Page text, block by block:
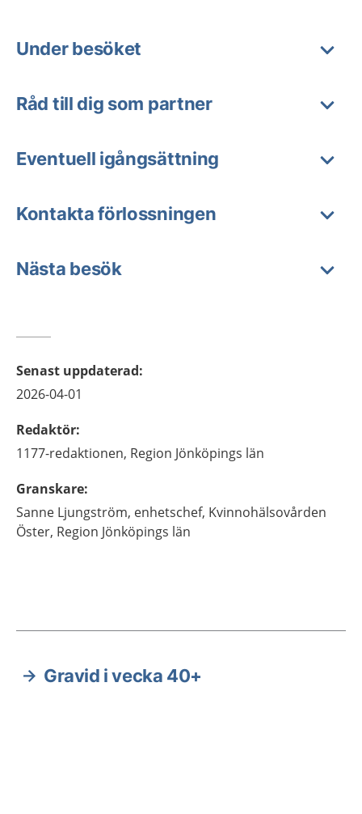
Under besöket
Råd till dig som partner
Eventuell igångsättning
Kontakta förlossningen
Nästa besök
Senast uppdaterad:
2026-04-01
Redaktör:
1177-redaktionen, Region Jönköpings län
Granskare:
Sanne Ljungström, enhetschef, Kvinnohälsovården
Öster, Region Jönköpings län
Aktuella artiklar
Gravid i vecka 40+